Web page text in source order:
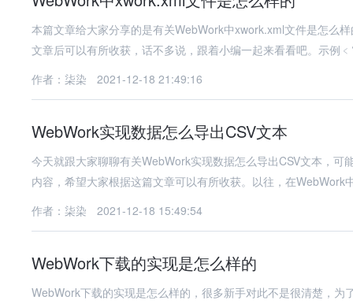
本篇文章给大家分享的是有关WebWork中xwork.xml文件是怎么
文章后可以有所收获，话不多说，跟着小编一起来看看吧。示例
作者：柒染
2021-12-18 21:49:16
WebWork实现数据怎么导出CSV文本
今天就跟大家聊聊有关WebWork实现数据怎么导出CSV文本，
内容，希望大家根据这篇文章可以有所收获。以往，在WebWork
作者：柒染
2021-12-18 15:49:54
WebWork下载的实现是怎么样的
WebWork下载的实现是怎么样的，很多新手对此不是很清楚，